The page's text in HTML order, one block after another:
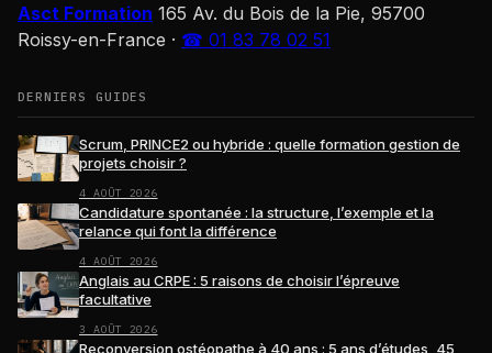
Asct Formation 165 Av. du Bois de la Pie, 95700
Roissy-en-France · ☎ 01 83 78 02 51
DERNIERS GUIDES
Scrum, PRINCE2 ou hybride : quelle formation gestion de
projets choisir ?
4 AOÛT 2026
Candidature spontanée : la structure, l’exemple et la
relance qui font la différence
4 AOÛT 2026
Anglais au CRPE : 5 raisons de choisir l’épreuve
facultative
3 AOÛT 2026
Reconversion ostéopathe à 40 ans : 5 ans d’études, 45